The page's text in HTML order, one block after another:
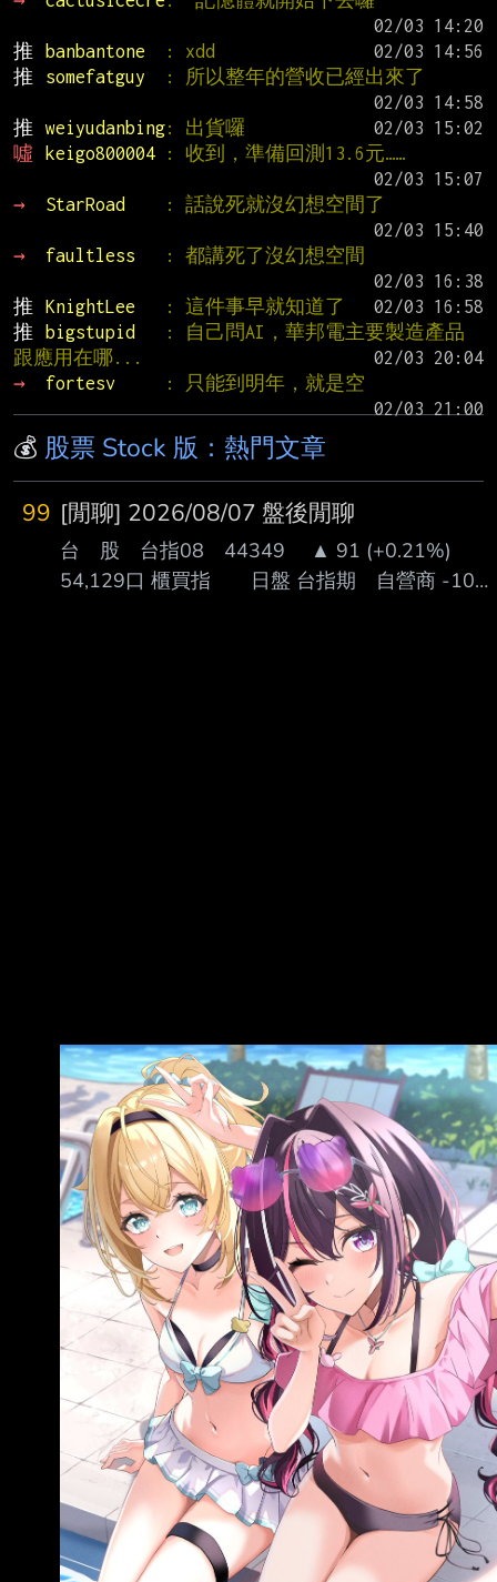
推
banbantone : xdd
推
somefatguy
: 所以整年的營收已經出來了
推
weiyudanbing: 出貨囉
噓
keigo800004
: 收到，準備回測13.6元……
→
StarRoad
: 話說死就沒幻想空間了
→
faultless
: 都講死了沒幻想空間
推
KnightLee : 這件事早就知道了
推
bigstupid
: 自己問AI，華邦電主要製造產品
跟應用在哪...
→
fortesv
: 只能到明年，就是空
💰 股票 Stock 版：熱門文章
99 [閒聊] 2026/08/07 盤後閒聊
台 股 台指08 44349 ▲ 91 (+0.21%)
54,129口 櫃買指 日盤 台指期 自營商 -100